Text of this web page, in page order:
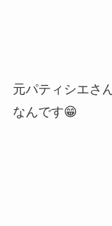
元パティシエさ
なんです😁